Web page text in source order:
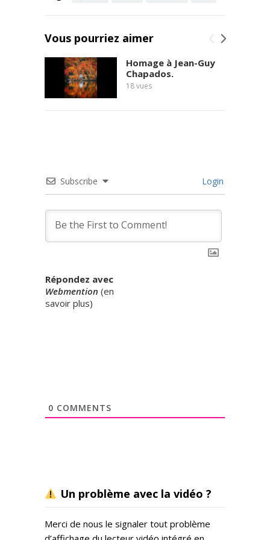
Vous pourriez aimer
Homage à Jean-Guy
Chapados.
18vues
Subscribe Login
Répondez avec
Webmention (en
savoir plus)
0 COMMENTS
Un problème avec la vidéo ?
Merci de nous le signaler tout problème